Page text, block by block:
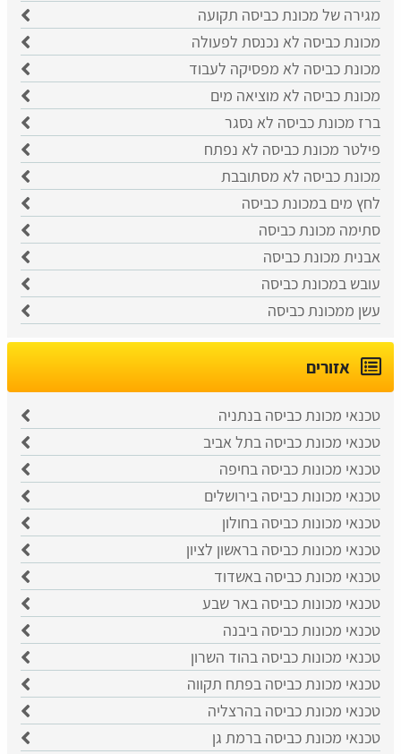
מגירה של מכונת כביסה תקועה
מכונת כביסה לא נכנסת לפעולה
מכונת כביסה לא מפסיקה לעבוד
מכונת כביסה לא מוציאה מים
ברז מכונת כביסה לא נסגר
פילטר מכונת כביסה לא נפתח
מכונת כביסה לא מסתובבת
לחץ מים במכונת כביסה
סתימה מכונת כביסה
אבנית מכונת כביסה
עובש במכונת כביסה
עשן ממכונת כביסה
אזורים
טכנאי מכונת כביסה בנתניה
טכנאי מכונת כביסה בתל אביב
טכנאי מכונות כביסה בחיפה
טכנאי מכונות כביסה בירושלים
טכנאי מכונות כביסה בחולון
טכנאי מכונות כביסה בראשון לציון
טכנאי מכונת כביסה באשדוד
טכנאי מכונות כביסה באר שבע
טכנאי מכונות כביסה ביבנה
טכנאי מכונות כביסה בהוד השרון
טכנאי מכונת כביסה בפתח תקווה
טכנאי מכונת כביסה בהרצליה
טכנאי מכונת כביסה ברמת גן